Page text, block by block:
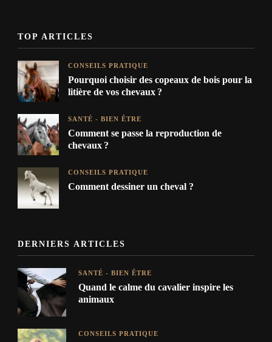
TOP ARTICLES
CONSEILS PRATIQUE
Pourquoi choisir des copeaux de bois pour la
litière de vos chevaux ?
SANTÉ - BIEN ÊTRE
Comment se passe la reproduction de
chevaux ?
CONSEILS PRATIQUE
Comment dessiner un cheval ?
DERNIERS ARTICLES
SANTÉ - BIEN ÊTRE
Quand le calme du cavalier inspire les
animaux
CONSEILS PRATIQUE